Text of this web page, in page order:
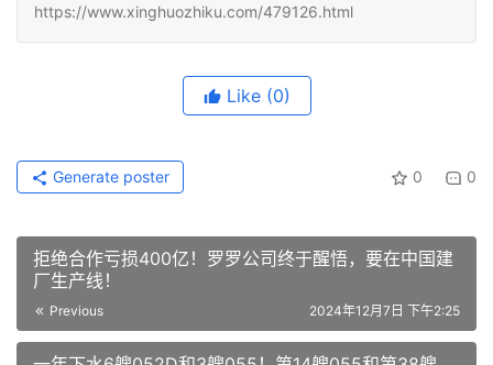
https://www.xinghuozhiku.com/479126.html
Like (0)
0 0
Generate poster
拒绝合作亏损400亿！罗罗公司终于醒悟，要在中国建
厂生产线！
Previous 2024年12月7日 下午2:25